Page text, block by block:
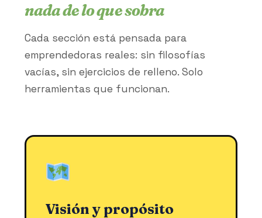
nada de lo que sobra
Cada sección está pensada para
emprendedoras reales: sin filosofías
vacías, sin ejercicios de relleno. Solo
herramientas que funcionan.
Visión y propósito